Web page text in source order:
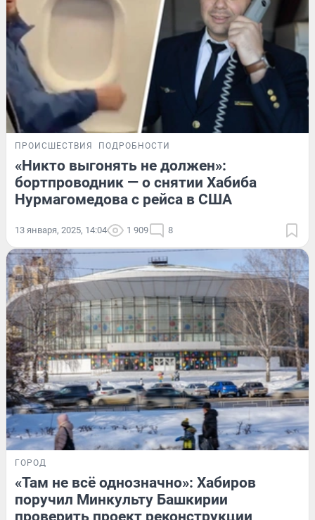
ПРОИСШЕСТВИЯ ПОДРОБНОСТИ
«Никто выгонять не должен»:
бортпроводник — о снятии Хабиба
Нурмагомедова с рейса в США
13 января, 2025, 14:04 1 909 8
ГОРОД
«Там не всё однозначно»: Хабиров
поручил Минкульту Башкирии